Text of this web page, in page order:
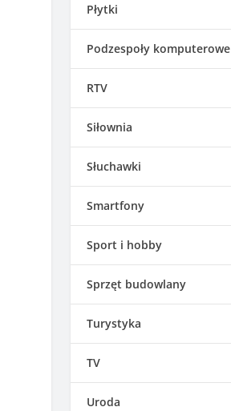
Płytki
Podzespoły komputerowe
RTV
Siłownia
Słuchawki
Smartfony
Sport i hobby
Sprzęt budowlany
Turystyka
TV
Uroda